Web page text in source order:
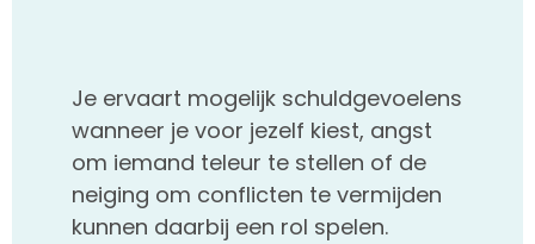
Je ervaart mogelijk schuldgevoelens
wanneer je voor jezelf kiest, angst
om iemand teleur te stellen of de
neiging om conflicten te vermijden
kunnen daarbij een rol spelen.